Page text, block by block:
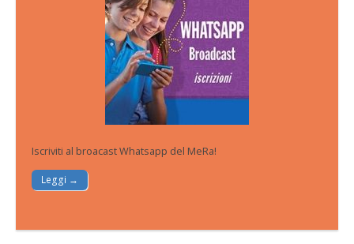
Iscriviti al broacast Whatsapp del MeRa!
Leggi →